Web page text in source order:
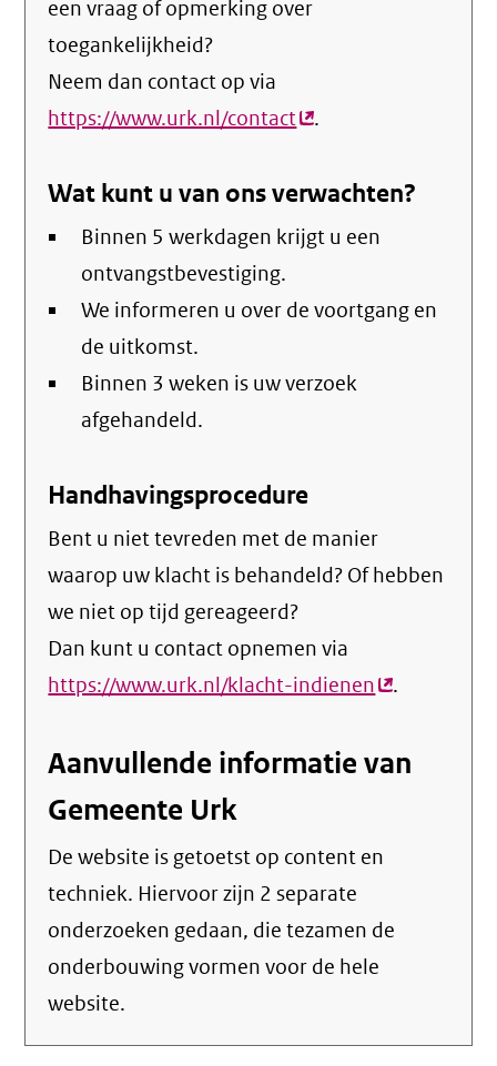
een vraag of opmerking over
toegankelijkheid?
Neem dan contact op via
https://www.urk.nl/contact(externe
.
Wat kunt u van ons verwachten?
Binnen 5 werkdagen krijgt u een
ontvangstbevestiging.
We informeren u over de voortgang en
de uitkomst.
Binnen 3 weken is uw verzoek
afgehandeld.
Handhavingsprocedure
Bent u niet tevreden met de manier
waarop uw klacht is behandeld? Of hebben
we niet op tijd gereageerd?
Dan kunt u contact opnemen via
https://www.urk.nl/klacht-indienen(externe
.
Aanvullende informatie van
Gemeente Urk
De website is getoetst op content en
techniek. Hiervoor zijn 2 separate
onderzoeken gedaan, die tezamen de
onderbouwing vormen voor de hele
website.